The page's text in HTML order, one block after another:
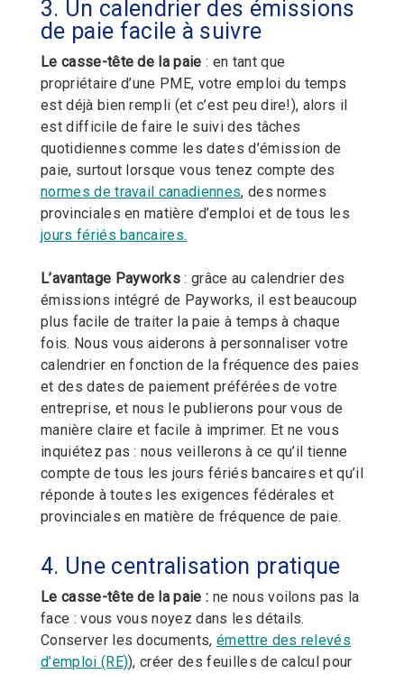
3. Un calendrier des émissions
de paie facile à suivre
Le casse-tête de la paie : en tant que
propriétaire d’une PME, votre emploi du temps
est déjà bien rempli (et c’est peu dire!), alors il
est difficile de faire le suivi des tâches
quotidiennes comme les dates d’émission de
paie, surtout lorsque vous tenez compte des
normes de travail canadiennes, des normes
provinciales en matière d’emploi et de tous les
jours fériés bancaires.
L’avantage Payworks : grâce au calendrier des
émissions intégré de Payworks, il est beaucoup
plus facile de traiter la paie à temps à chaque
fois. Nous vous aiderons à personnaliser votre
calendrier en fonction de la fréquence des paies
et des dates de paiement préférées de votre
entreprise, et nous le publierons pour vous de
manière claire et facile à imprimer. Et ne vous
inquiétez pas : nous veillerons à ce qu’il tienne
compte de tous les jours fériés bancaires et qu’il
réponde à toutes les exigences fédérales et
provinciales en matière de fréquence de paie.
4. Une centralisation pratique
Le casse-tête de la paie : ne nous voilons pas la
face : vous vous noyez dans les détails.
Conserver les documents,émettre des relevés
d’emploi (RE)), créer des feuilles de calcul pour